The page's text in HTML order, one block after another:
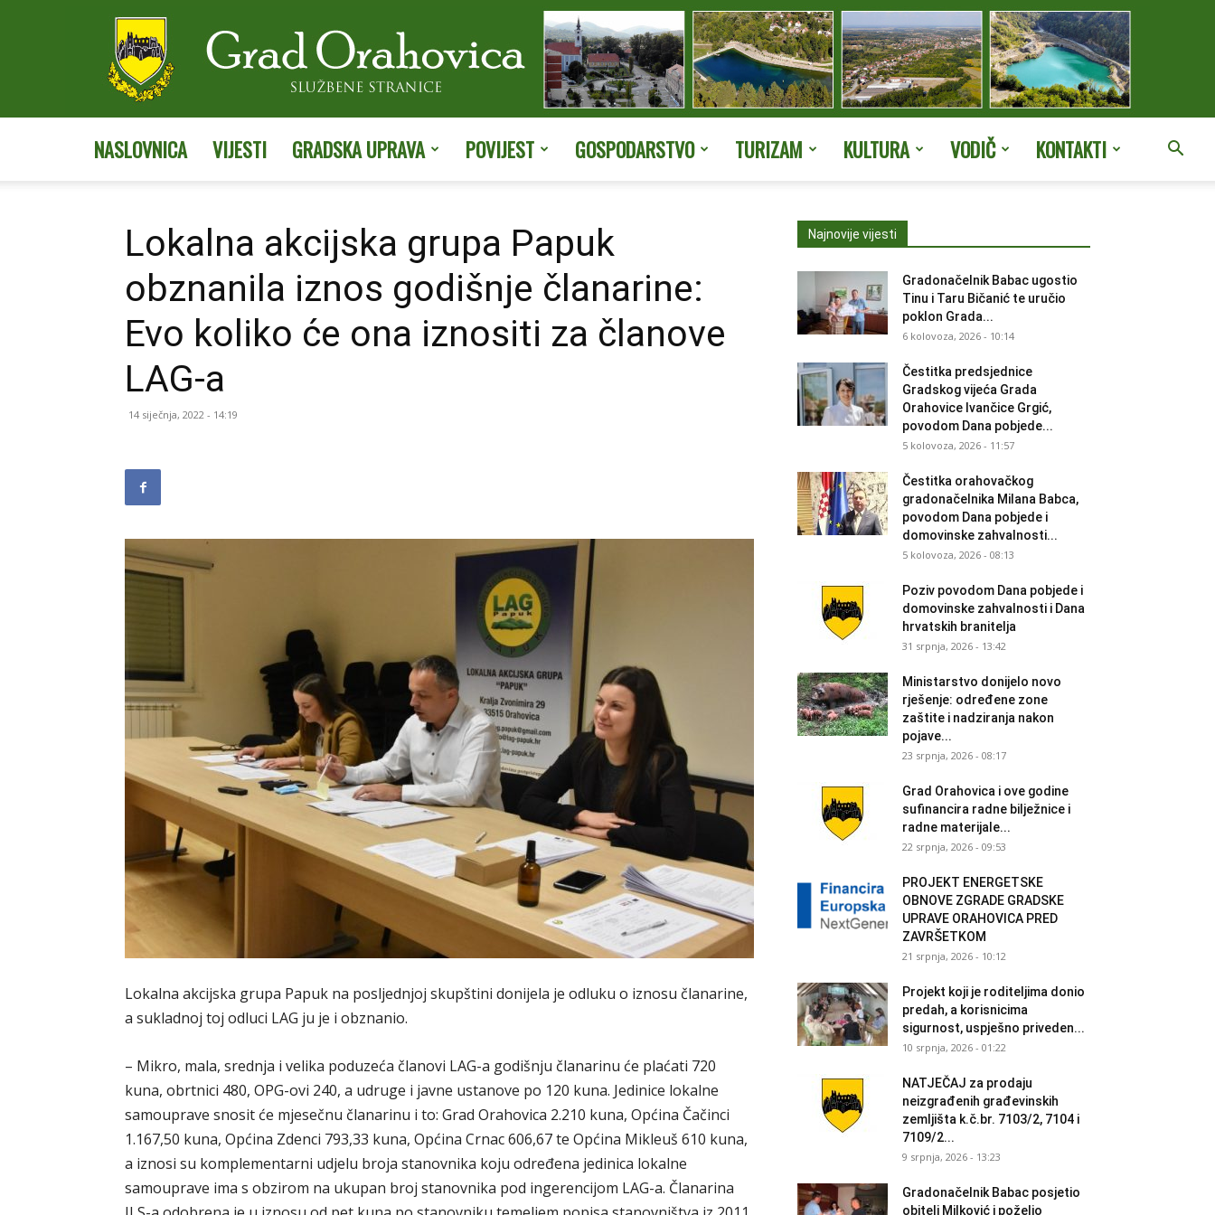
stranice
NASLOVNICA VIJESTI GRADSKA UPRAVA POVIJEST GOSPODARSTVO TURIZAM KULTURA VODIČ KONTAKTI
Lokalna akcijska grupa Papuk
obznanila iznos godišnje članarine:
Evo koliko će ona iznositi za članove
LAG-a
14 siječnja, 2022 - 14:19
Lokalna akcijska grupa Papuk na posljednjoj skupštini donijela je odluku o iznosu članarine,
a sukladnoj toj odluci LAG ju je i obznanio.
– Mikro, mala, srednja i velika poduzeća članovi LAG-a godišnju članarinu će plaćati 720
kuna, obrtnici 480, OPG-ovi 240, a udruge i javne ustanove po 120 kuna. Jedinice lokalne
samouprave snosit će mjesečnu članarinu i to: Grad Orahovica 2.210 kuna, Općina Čačinci
1.167,50 kuna, Općina Zdenci 793,33 kuna, Općina Crnac 606,67 te Općina Mikleuš 610 kuna,
a iznosi su komplementarni udjelu broja stanovnika koju određena jedinica lokalne
samouprave ima s obzirom na ukupan broj stanovnika pod ingerencijom LAG-a. Članarina
Najnovije vijesti
Gradonačelnik Babac ugostio
Tinu i Taru Bičanić te uručio
poklon Grada...
6 kolovoza, 2026 - 10:14
Čestitka predsjednice
Gradskog vijeća Grada
Orahovice Ivančice Grgić,
povodom Dana pobjede...
5 kolovoza, 2026 - 11:57
Čestitka orahovačkog
gradonačelnika Milana Babca,
povodom Dana pobjede i
domovinske zahvalnosti...
5 kolovoza, 2026 - 08:13
Poziv povodom Dana pobjede i
domovinske zahvalnosti i Dana
hrvatskih branitelja
31 srpnja, 2026 - 13:42
Ministarstvo donijelo novo
rješenje: određene zone
zaštite i nadziranja nakon
pojave...
23 srpnja, 2026 - 08:17
Grad Orahovica i ove godine
sufinancira radne bilježnice i
radne materijale...
22 srpnja, 2026 - 09:53
PROJEKT ENERGETSKE
OBNOVE ZGRADE GRADSKE
UPRAVE ORAHOVICA PRED
ZAVRŠETKOM
21 srpnja, 2026 - 10:12
Projekt koji je roditeljima donio
predah, a korisnicima
sigurnost, uspješno priveden...
10 srpnja, 2026 - 01:22
NATJEČAJ za prodaju
neizgrađenih građevinskih
zemljišta k.č.br. 7103/2, 7104 i
7109/2...
9 srpnja, 2026 - 13:23
Gradonačelnik Babac posjetio
obitelj Milković i poželio